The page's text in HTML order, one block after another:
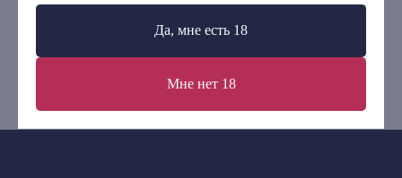
Да, мне есть 18
Мне нет 18